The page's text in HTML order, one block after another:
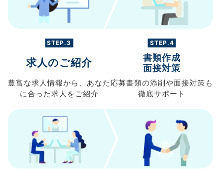
STEP.3
求人のご紹介
豊富な求人情報から、 あなた
に合った求人を ご紹介
STEP.4
書類作成
面接対策
応募書類の添削や面接対策も
徹底サポート